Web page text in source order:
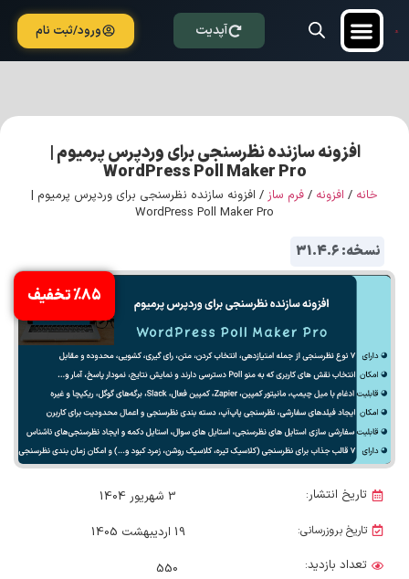
آپدیت ورود/ثبت نام
افزونه سازنده نظرسنجی برای وردپرس پرمیوم |
WordPress Poll Maker Pro
خانه / افزونه / فرم ساز / افزونه سازنده نظرسنجی برای وردپرس پرمیوم |
WordPress Poll Maker Pro
نسخه: 31.4.6
%85 تخفیف
تاریخ انتشار: 3 شهریور 1404
تاریخ بروزرسانی:
19 اردیبهشت 1405
تعداد بازدید:
550